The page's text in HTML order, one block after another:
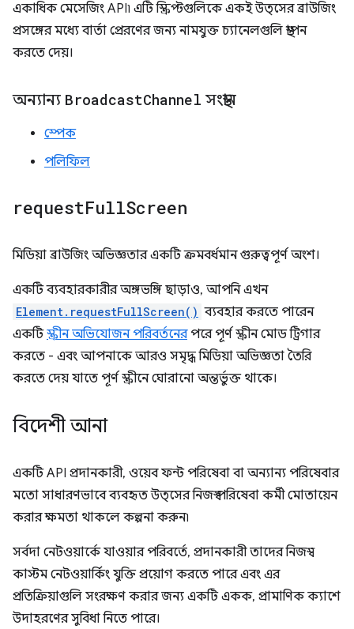
একাধিক মেসেজিং API৷ এটি স্ক্রিপ্টগুলিকে একই উত্সের ব্রাউজিং
প্রসঙ্গের মধ্যে বার্তা প্রেরণের জন্য নামযুক্ত চ্যানেলগুলি স্থাপন
করতে দেয়।
অন্যান্য BroadcastChannel সংস্থান
স্পেক
পলিফিল
requestFullScreen
মিডিয়া ব্রাউজিং অভিজ্ঞতার একটি ক্রমবর্ধমান গুরুত্বপূর্ণ অংশ।
একটি ব্যবহারকারীর অঙ্গভঙ্গি ছাড়াও, আপনি এখন
Element.requestFullScreen() ব্যবহার করতে পারেন
একটিস্ক্রীন অভিযোজন পরিবর্তনেরপরে পূর্ণ স্ক্রীন মোড ট্রিগার
করতে - এবং আপনাকে আরও সমৃদ্ধ মিডিয়া অভিজ্ঞতা তৈরি
করতে দেয় যাতে পূর্ণ স্ক্রীনে ঘোরানো অন্তর্ভুক্ত থাকে।
বিদেশী আনা
একটি API প্রদানকারী, ওয়েব ফন্ট পরিষেবা বা অন্যান্য পরিষেবার
মতো সাধারণভাবে ব্যবহৃত উত্সের নিজস্ব পরিষেবা কর্মী মোতায়েন
করার ক্ষমতা থাকলে কল্পনা করুন৷
সর্বদা নেটওয়ার্কে যাওয়ার পরিবর্তে, প্রদানকারী তাদের নিজস্ব
কাস্টম নেটওয়ার্কিং যুক্তি প্রয়োগ করতে পারে এবং এর
প্রতিক্রিয়াগুলি সংরক্ষণ করার জন্য একটি একক, প্রামাণিক ক্যাশে
উদাহরণের সুবিধা নিতে পারে।